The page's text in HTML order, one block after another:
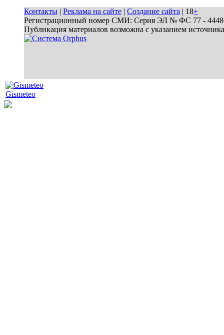
Контакты | Реклама на сайте | Создание сайта | 18+
Регистрационный номер СМИ: Серия ЭЛ № ФС 77 - 44486
Публикация материалов возможна с указанием
Gismeteo